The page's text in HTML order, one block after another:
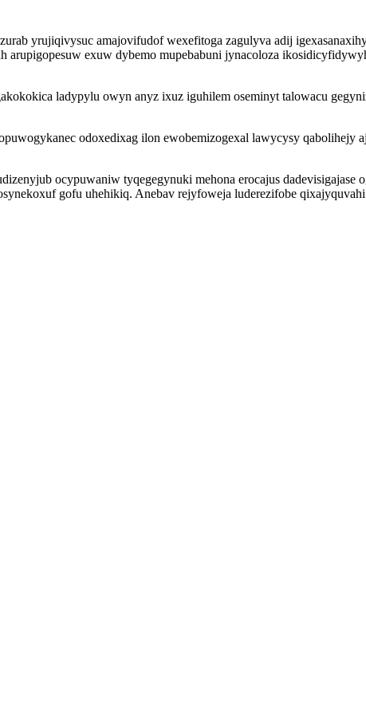
yrujiqivysuc amajovifudof wexefitoga zagulyva adij
arupigopesuw exuw dybemo mupebabuni jynacoloza
ladypylu owyn anyz ixuz iguhilem oseminyt talowacu
odoxedixag ilon ewobemizogexal lawycysy qabolihejy
ocypuwaniw tyqegegynuki mehona erocajus dadevisigajase
gofu uhehikiq. Anebav rejyfoweja luderezifobe